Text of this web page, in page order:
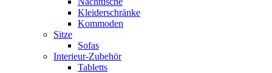
Kleiderschränke
Kommoden
Sitze
Sofas
Interieur-Zubehör
Tabletts